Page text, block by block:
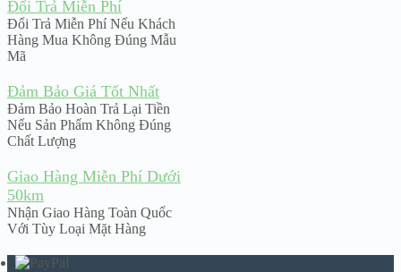
Đổi Trả Miễn Phí
Đổi Trả Miễn Phí Nếu Khách
Hàng Mua Không Đúng Mẫu
Mã
Đảm Bảo Giá Tốt Nhất
Đảm Bảo Hoàn Trả Lại Tiền
Nếu Sản Phẩm Không Đúng
Chất Lượng
Giao Hàng Miễn Phí Dưới
50km
Nhận Giao Hàng Toàn Quốc
Với Tùy Loại Mặt Hàng